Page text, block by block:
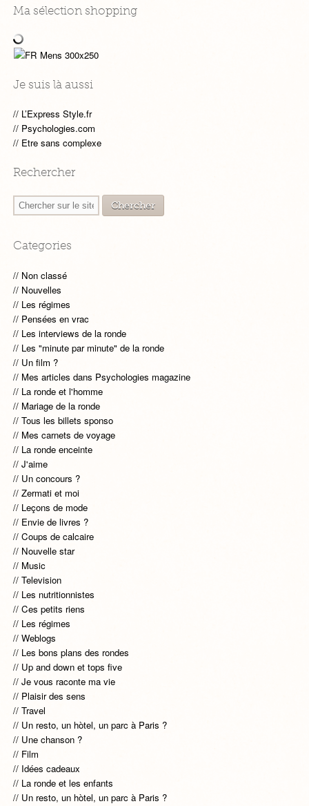
Ma sélection shopping
Je suis là aussi
L’Express Style.fr
Psychologies.com
Etre sans complexe
Rechercher
Categories
Non classé
Nouvelles
Les régimes
Pensées en vrac
Les interviews de la ronde
Les "minute par minute" de la ronde
Un film ?
Mes articles dans Psychologies magazine
La ronde et l'homme
Mariage de la ronde
Tous les billets sponso
Mes carnets de voyage
La ronde enceinte
J'aime
Un concours ?
Zermati et moi
Leçons de mode
Envie de livres ?
Coups de calcaire
Nouvelle star
Music
Television
Les nutritionnistes
Ces petits riens
Les régimes
Weblogs
Les bons plans des rondes
Up and down et tops five
Je vous raconte ma vie
Plaisir des sens
Travel
Un resto, un hòtel, un parc à Paris ?
Une chanson ?
Film
Idées cadeaux
La ronde et les enfants
Un resto, un hòtel, un parc à Paris ?